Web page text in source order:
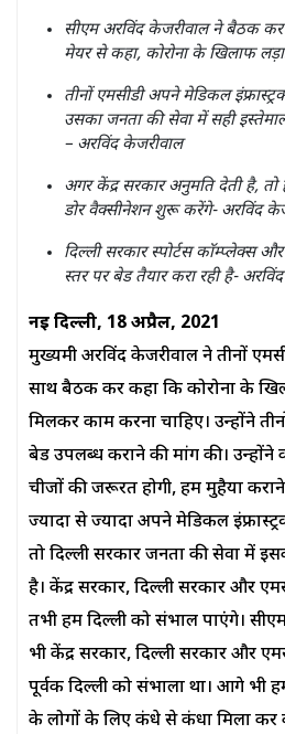
सीएम अरविंद केजरीवाल ने बैठक कर
मेयर से कहा, कोरोना के खिलाफ
तीनों एमसीडी अपने मेडिकल
उसका जनता की सेवा में सही
– अरविंद केजरीवाल
अगर केंद्र सरकार अनुमति देती है, तो
डोर वैक्सीनेशन शुरू करेंगे- अरविंद
दिल्ली सरकार स्पोर्टस काॅम्प्लेक्स
स्तर पर बेड तैयार करा रही है-
नई दिल्ली, 18 अप्रैल, 2021
मुख्यमंत्री अरविंद केजरीवाल ने तीनों
साथ बैठक कर कहा कि कोरोना के
मिलकर काम करना चाहिए। उन्होंने
बेड उपलब्ध कराने की मांग की। उन्होंने
चीजों की जरूरत होगी, हम मुहैया
ज्यादा से ज्यादा अपने मेडिकल
तो दिल्ली सरकार जनता की सेवा में
है। केंद्र सरकार, दिल्ली सरकार और
तभी हम दिल्ली को संभाल पाएंगे।
भी केंद्र सरकार, दिल्ली सरकार और
पूर्वक दिल्ली को संभाला था। आगे भी
के लोगों के लिए कंधे से कंधा मिला कर